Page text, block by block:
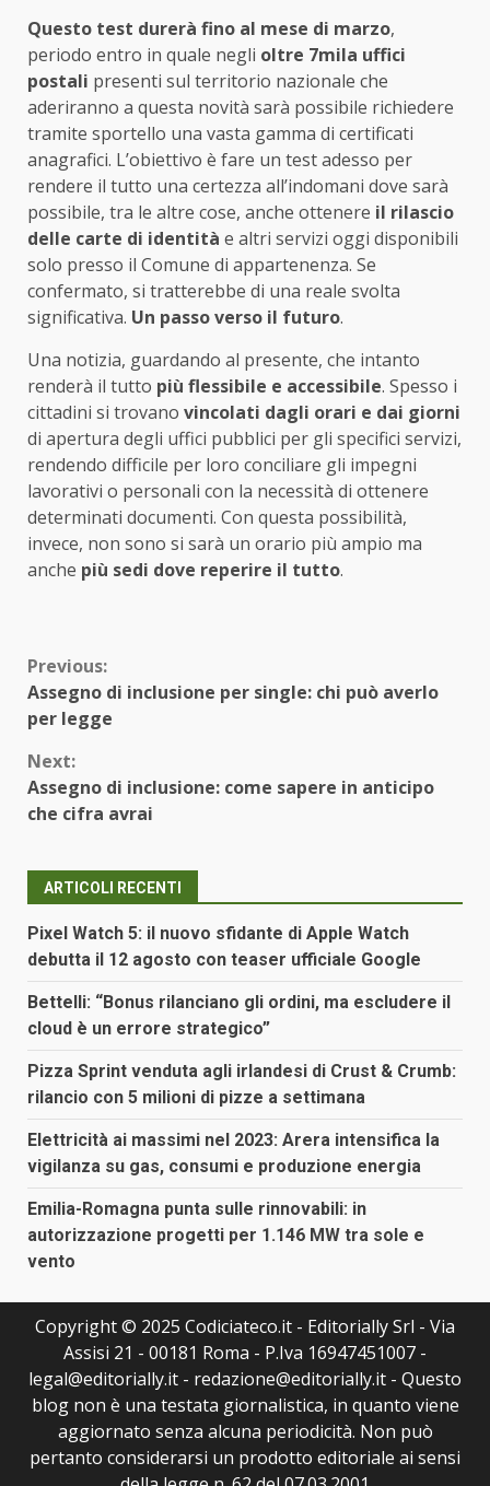
Questo test durerà fino al mese di marzo,
periodo entro in quale negli oltre 7mila uffici
postali presenti sul territorio nazionale che
aderiranno a questa novità sarà possibile richiedere
tramite sportello una vasta gamma di certificati
anagrafici. L’obiettivo è fare un test adesso per
rendere il tutto una certezza all’indomani dove sarà
possibile, tra le altre cose, anche ottenere il rilascio
delle carte di identità e altri servizi oggi disponibili
solo presso il Comune di appartenenza. Se
confermato, si tratterebbe di una reale svolta
significativa. Un passo verso il futuro.
Una notizia, guardando al presente, che intanto
renderà il tutto più flessibile e accessibile. Spesso i
cittadini si trovano vincolati dagli orari e dai giorni
di apertura degli uffici pubblici per gli specifici servizi,
rendendo difficile per loro conciliare gli impegni
lavorativi o personali con la necessità di ottenere
determinati documenti. Con questa possibilità,
invece, non sono si sarà un orario più ampio ma
anche più sedi dove reperire il tutto.
Continue
Reading
Previous:
Assegno di inclusione per single: chi può averlo
per legge
Next:
Assegno di inclusione: come sapere in anticipo
che cifra avrai
ARTICOLI RECENTI
Pixel Watch 5: il nuovo sfidante di Apple Watch
debutta il 12 agosto con teaser ufficiale Google
Bettelli: “Bonus rilanciano gli ordini, ma escludere il
cloud è un errore strategico”
Pizza Sprint venduta agli irlandesi di Crust & Crumb:
rilancio con 5 milioni di pizze a settimana
Elettricità ai massimi nel 2023: Arera intensifica la
vigilanza su gas, consumi e produzione energia
Emilia-Romagna punta sulle rinnovabili: in
autorizzazione progetti per 1.146 MW tra sole e
vento
Copyright © 2025 Codiciateco.it - Editorially Srl - Via
Assisi 21 - 00181 Roma - P.Iva 16947451007 -
legal@editorially.it - redazione@editorially.it - Questo
blog non è una testata giornalistica, in quanto viene
aggiornato senza alcuna periodicità. Non può
pertanto considerarsi un prodotto editoriale ai sensi